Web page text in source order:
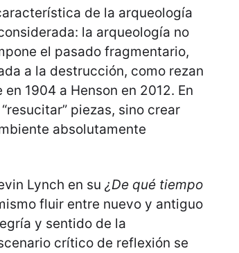
de la arqueología
la arqueología no
el pasado fragmentario,
a la destrucción, como rezan
1904 a Henson en 2012. En
piezas, sino crear
absolutamente
Lynch en su ¿De qué tiempo
fluir entre nuevo y antiguo
y sentido de la
crítico de reflexión se